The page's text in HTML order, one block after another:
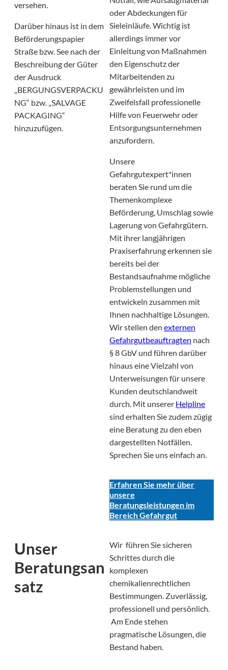
versehen.
Darüber hinaus ist in dem
Beförderungspapier
Straße bzw. See nach der
Beschreibung der Güter
der Ausdruck
„BERGUNGSVERPACKU
NG“ bzw. „SALVAGE
PACKAGING“
hinzuzufügen.
oder Abdeckungen für
Sieleinläufe. Wichtig ist
allerdings immer vor
Einleitung von Maßnahmen
den Eigenschutz der
Mitarbeitenden zu
gewährleisten und im
Zweifelsfall professionelle
Hilfe von Feuerwehr oder
Entsorgungsunternehmen
anzufordern.
Unsere
Gefahrgutexpert*innen
beraten Sie rund um die
Themenkomplexe
Beförderung, Umschlag sowie
Lagerung von Gefahrgütern.
Mit ihrer langjährigen
Praxiserfahrung erkennen sie
bereits bei der
Bestandsaufnahme mögliche
Problemstellungen und
entwickeln zusammen mit
Ihnen nachhaltige Lösungen.
Wir stellen den externen
Gefahrgutbeauftragten nach
§ 8 GbV und führen darüber
hinaus eine Vielzahl von
Unterweisungen für unsere
Kunden deutschlandweit
durch. Mit unserer Helpline
sind erhalten Sie zudem zügig
eine Beratung zu den eben
dargestellten Notfällen.
Sprechen Sie uns einfach an.
Erfahren Sie mehr über
unsere
Beratungsleistungen im
Bereich Gefahrgut
Unser
Beratungsan
satz
Wir führen Sie sicheren
Schrittes durch die
komplexen
chemikalienrechtlichen
Bestimmungen. Zuverlässig,
professionell und persönlich.
Am Ende stehen
pragmatische Lösungen, die
Bestand haben.